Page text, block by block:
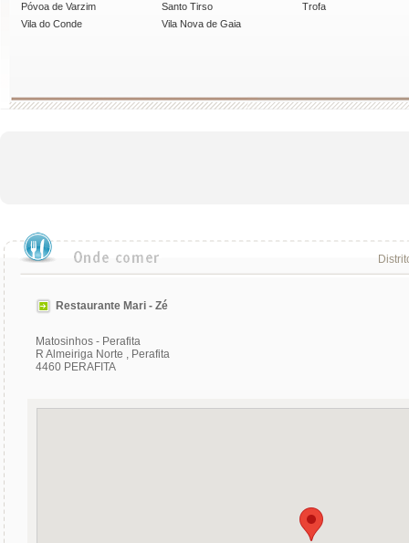
Póvoa de Varzim
Santo Tirso
Trofa
Vila do Conde
Vila Nova de Gaia
Restaurante Mari - Zé
Matosinhos - Perafita
R Almeiriga Norte , Perafita
4460 PERAFITA